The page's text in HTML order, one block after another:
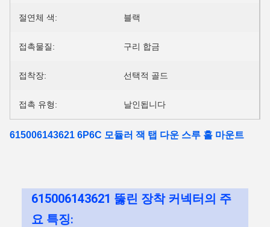
절연체 색: 블랙
접촉물질: 구리 합금
접착장: 선택적 골드
접촉 유형: 날인됩니다
615006143621 6P6C 모듈러 잭 탭 다운 스루 홀 마운트
615006143621 뚫린 장착 커넥터의 주
요 특징: